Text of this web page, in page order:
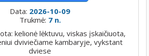
Data: 2026-10-09
Trukmė: 7 n.
kelionė lėktuvu, viskas įskaičiuota,
dviviečiame kambaryje, vykstant
dviese